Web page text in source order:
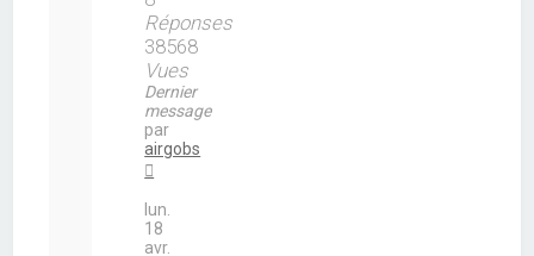
Réponses
38568
Vues
Dernier
message
par
airgobs
lun.
18
avr.